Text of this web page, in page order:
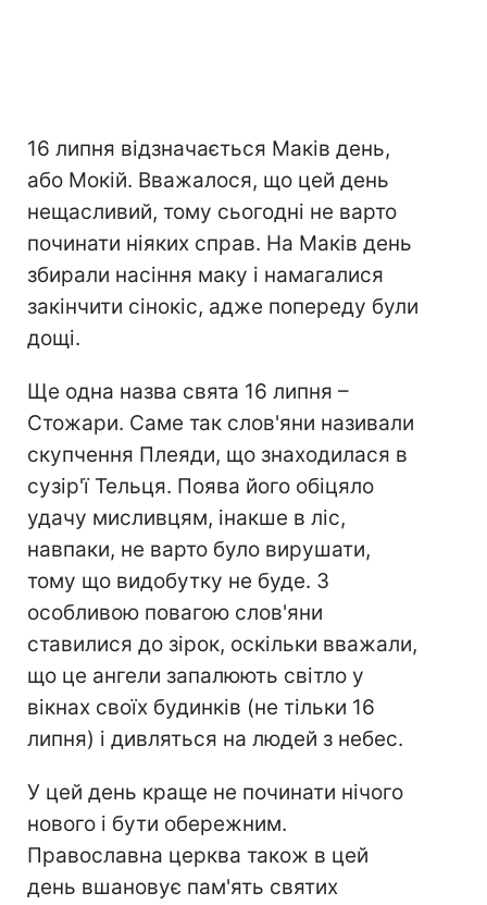
16 липня відзначається Маків день,
або Мокій. Вважалося, що цей день
нещасливий, тому сьогодні не варто
починати ніяких справ. На Маків день
збирали насіння маку і намагалися
закінчити сінокіс, адже попереду були
дощі.
Ще одна назва свята 16 липня –
Стожари. Саме так слов'яни називали
скупчення Плеяди, що знаходилася в
сузір'ї Тельця. Поява його обіцяло
удачу мисливцям, інакше в ліс,
навпаки, не варто було вирушати,
тому що видобутку не буде. З
особливою повагою слов'яни
ставилися до зірок, оскільки вважали,
що це ангели запалюють світло у
вікнах своїх будинків (не тільки 16
липня) і дивляться на людей з небес.
У цей день краще не починати нічого
нового і бути обережним.
Православна церква також в цей
день вшановує пам'ять святих